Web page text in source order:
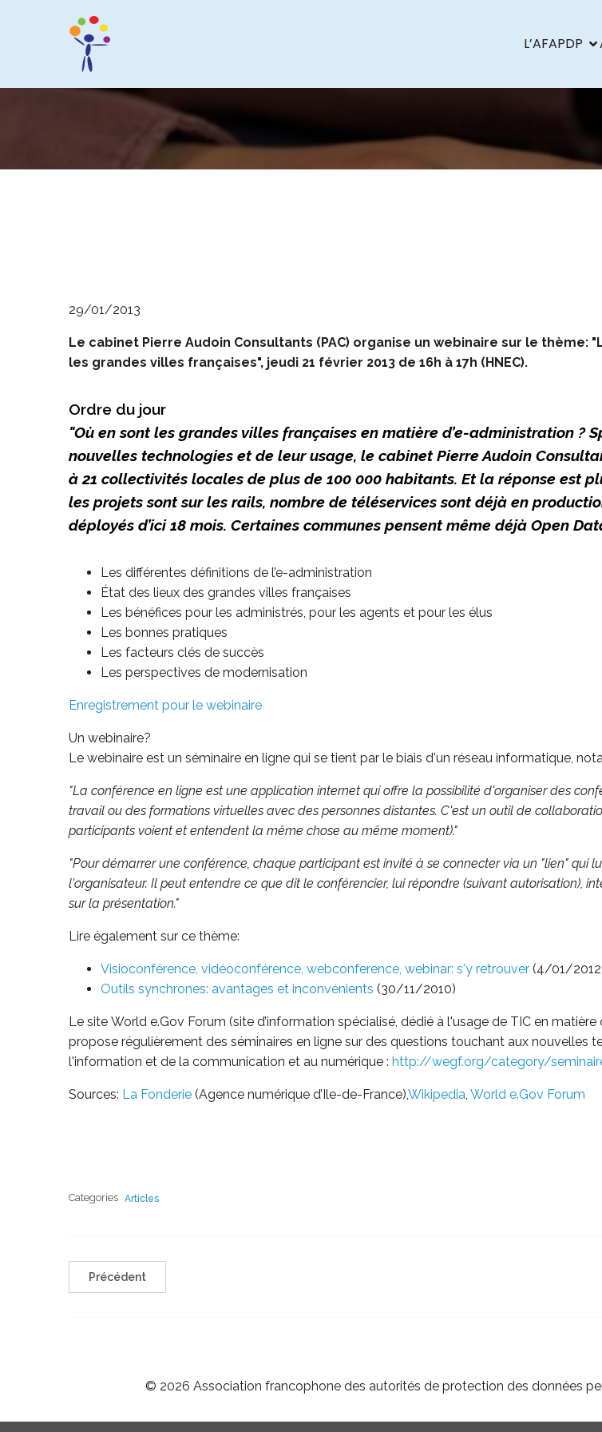
L’AFAPDP
29/01/2013
Le cabinet Pierre Audoin Consultants (PAC) organise un webinaire sur le thème:
les grandes villes françaises", jeudi 21 février 2013 de 16h à 17h (HNEC).
Ordre du jour
"Où en sont les grandes villes françaises en matière d’e-administration ?
nouvelles technologies et de leur usage, le cabinet Pierre Audoin
à 21 collectivités locales de plus de 100 000 habitants. Et la réponse est
les projets sont sur les rails, nombre de téléservices sont déjà en
déployés d’ici 18 mois. Certaines communes pensent même déjà Open
Les différentes définitions de l’e-administration
État des lieux des grandes villes françaises
Les bénéfices pour les administrés, pour les agents et pour les élus
Les bonnes pratiques
Les facteurs clés de succès
Les perspectives de modernisation
Enregistrement pour le webinaire
Un webinaire?
Le webinaire est un séminaire en ligne qui se tient par le biais d'un réseau informatique,
"La conférence en ligne est une application internet qui offre la possibilité d'organiser des
travail ou des formations virtuelles avec des personnes distantes. C'est un outil de
participants voient et entendent la même chose au même moment)."
"Pour démarrer une conférence, chaque participant est invité à se connecter via un "lien" qui
l'organisateur. Il peut entendre ce que dit le conférencier, lui répondre (suivant autorisation),
sur la présentation."
Lire également sur ce thème:
Visioconférence, vidéoconférence, webconference, webinar: s'y retrouver (4/01/
Outils synchrones: avantages et inconvénients (30/11/2010)
Le site World e.Gov Forum (site d’information spécialisé, dédié à l'usage de TIC en
propose régulièrement des séminaires en ligne sur des questions touchant aux nouvelles
l'information et de la communication et au numérique : http://wegf.org/category/
Sources: La Fonderie (Agence numérique d’Ile-de-France),Wikipedia, World e.Gov Forum
Categories Articles
Précédent
© 2026 Association francophone des autorités de protection des données